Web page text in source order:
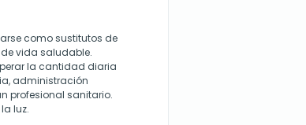
como sustitutos de
vida saludable.
la cantidad diaria
administración
profesional sanitario.
luz.